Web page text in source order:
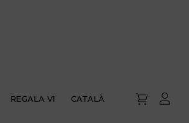
REGALA VI CATALÀ